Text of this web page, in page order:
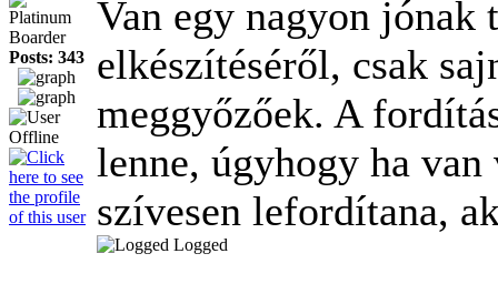
Platinum
Boarder
Posts: 343
Van egy nagyon
elkészítéséről, csak
meggyőzőek. A
lenne, úgyhogy ha
szívesen lefordítana,
Logged